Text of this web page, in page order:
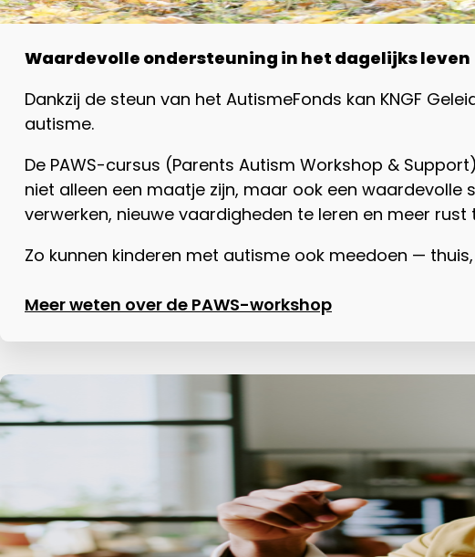
Waardevolle ondersteuning in het dagelijks leven
Dankzij de steun van het AutismeFonds kan KNGF
autisme.
De PAWS-cursus (Parents Autism Workshop &
niet alleen een maatje zijn, maar ook een waardevolle
verwerken, nieuwe vaardigheden te leren en meer rust
Zo kunnen kinderen met autisme ook meedoen —
Meer weten over de PAWS-workshop